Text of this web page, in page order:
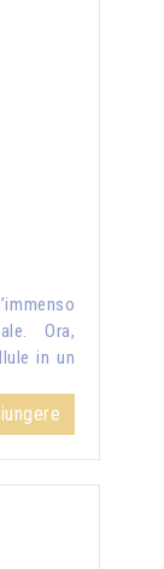
Ora,
in un